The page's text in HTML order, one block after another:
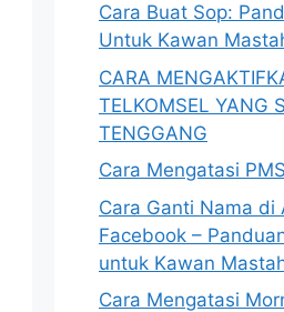
Cara Buat Sop:
Untuk Kawan
CARA
TELKOMSEL YANG
TENGGANG
Cara Mengatasi PMS
Cara Ganti Nama di
Facebook –
untuk Kawan
Cara Mengatasi